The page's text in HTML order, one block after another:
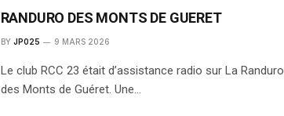
RANDURO DES MONTS DE GUERET
BY JP025 9 MARS 2026
Le club RCC 23 était d’assistance radio sur La Randuro
des Monts de Guéret. Une…